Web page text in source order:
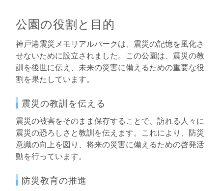
公園の役割と目的
神戸港震災メモリアルパークは、震災の記憶を風化さ
せないために設立されました。この公園は、震災の教
訓を後世に伝え、未来の災害に備えるための重要な役
割を果たしています。
震災の教訓を伝える
震災の被害をそのまま保存することで、訪れる人々に
震災の恐ろしさと教訓を伝えます。これにより、防災
意識の向上を図り、将来の災害に備えるための啓発活
動を行っています。
防災教育の推進